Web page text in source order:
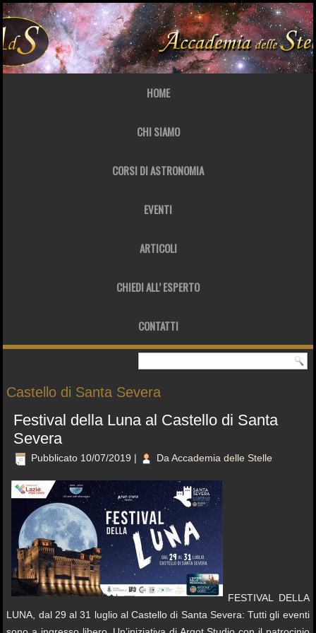
HOME
CHI SIAMO
CORSI DI ASTRONOMIA
EVENTI
ARTICOLI
CHIEDI ALL’ ESPERTO
CONTATTI
Castello di Santa Severa
Festival della Luna al Castello di Santa
Severa
Pubblicato 10/07/2019 | Da Accademia delle Stelle
FESTIVAL DELLA
LUNA, dal 29 al 31 luglio al Castello di Santa Severa: Tutti gli eventi